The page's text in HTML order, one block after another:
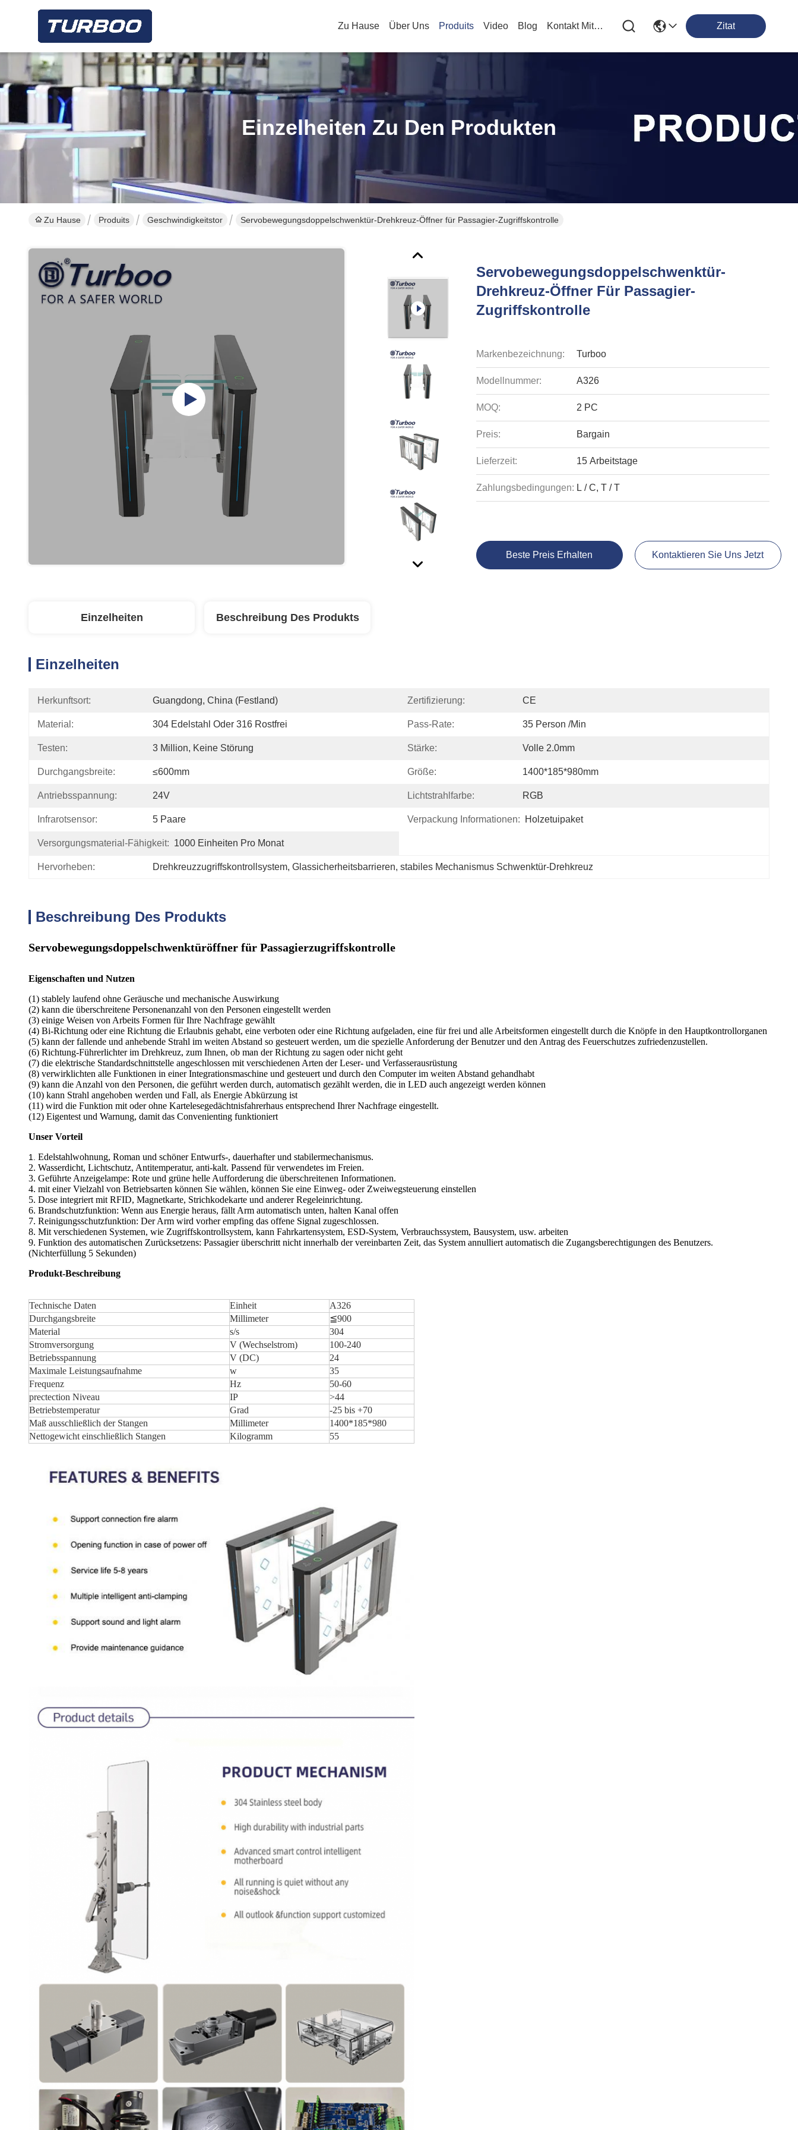
Zu Hause Über Uns Produits Video Blog Kontakt Mit Uns Zitat
Einzelheiten Zu Den Produkten
Zu Hause Produits Geschwindigkeitstor Servobewegungsdoppelschwenktür-Drehkreuz-Öffner für Passagier-Zugriffskontrolle
Servobewegungsdoppelschwenktür-
Drehkreuz-Öffner Für Passagier-
Zugriffskontrolle
Markenbezeichnung: Turboo
Modellnummer: A326
MOQ: 2 PC
Preis: Bargain
Lieferzeit: 15 Arbeitstage
Zahlungsbedingungen: L / C, T / T
Beste Preis Erhalten Kontaktieren Sie Uns Jetzt
Einzelheiten Beschreibung Des Produkts
Einzelheiten
Herkunftsort: Guangdong, China (Festland) Zertifizierung: CE
Material: 304 Edelstahl Oder 316 Rostfrei Pass-Rate: 35 Person /min
Testen: 3 Million, Keine Störung Stärke: Volle 2.0mm
Durchgangsbreite: ≤600mm Größe: 1400*185*980mm
Antriebsspannung: 24V Lichtstrahlfarbe: RGB
Infrarotsensor: 5 Paare Verpackung Informationen: Holzetuipaket
Versorgungsmaterial-Fähigkeit: 1000 Einheiten Pro Monat
Hervorheben: Drehkreuzzugriffskontrollsystem, Glassicherheitsbarrieren, stabiles Mechanismus Schwenktür-Drehkreuz
Beschreibung Des Produkts
Servobewegungsdoppelschwenktüröffner für Passagierzugriffskontrolle
Eigenschaften und Nutzen
(1) stablely laufend ohne Geräusche und mechanische Auswirkung
(2) kann die überschreitene Personenanzahl von den Personen eingestellt werden
(3) einige Weisen von Arbeits Formen für Ihre Nachfrage gewählt
(4) Bi-Richtung oder eine Richtung die Erlaubnis gehabt, eine verboten oder eine Richtung aufgeladen, eine für frei und alle Arbeitsformen eingestellt durch die Knöpfe in den Hauptkontrollorganen
(5) kann der fallende und anhebende Strahl im weiten Abstand so gesteuert werden, um die spezielle Anforderung der Benutzer und den Antrag des Feuerschutzes zufriedenzustellen.
(6) Richtung-Führerlichter im Drehkreuz, zum Ihnen, ob man der Richtung zu sagen oder nicht geht
(7) die elektrische Standardschnittstelle angeschlossen mit verschiedenen Arten der Leser- und Verfasserausrüstung
(8) verwirklichten alle Funktionen in einer Integrationsmaschine und gesteuert und durch den Computer im weiten Abstand gehandhabt
(9) kann die Anzahl von den Personen, die geführt werden durch, automatisch gezählt werden, die in LED auch angezeigt werden können
(10) kann Strahl angehoben werden und Fall, als Energie Abkürzung ist
(11) wird die Funktion mit oder ohne Kartelesegedächtnisfahrerhaus entsprechend Ihrer Nachfrage eingestellt.
(12) Eigentest und Warnung, damit das Convenienting funktioniert
Unser Vorteil
1. Edelstahlwohnung, Roman und schöner Entwurfs-, dauerhafter und stabilermechanismus.
2. Wasserdicht, Lichtschutz, Antitemperatur, anti-kalt. Passend für verwendetes im Freien.
3. Geführte Anzeigelampe: Rote und grüne helle Aufforderung die überschreitenen Informationen.
4. mit einer Vielzahl von Betriebsarten können Sie wählen, können Sie eine Einweg- oder Zweiwegsteuerung einstellen
5. Dose integriert mit RFID, Magnetkarte, Strichkodekarte und anderer Regeleinrichtung.
6. Brandschutzfunktion: Wenn aus Energie heraus, fällt Arm automatisch unten, halten Kanal offen
7. Reinigungsschutzfunktion: Der Arm wird vorher empfing das offene Signal zugeschlossen.
8. Mit verschiedenen Systemen, wie Zugriffskontrollsystem, kann Fahrkartensystem, ESD-System, Verbrauchssystem, Bausystem, usw. arbeiten
9. Funktion des automatischen Zurücksetzens: Passagier überschritt nicht innerhalb der vereinbarten Zeit, das System annulliert automatisch die Zugangsberechtigungen des Benutzers.
(Nichterfüllung 5 Sekunden)
Produkt-Beschreibung
Technische Daten Einheit
A326
Durchgangsbreite
Millimeter
≦900
Material
s/s
304
Stromversorgung
V (Wechselstrom)
100-240
Betriebsspannung
V (DC)
24
Maximale Leistungsaufnahme
w
35
Frequenz
Hz
50-60
prectection Niveau
IP
>44
Betriebstemperatur
Grad
-25 bis +70
Maß ausschließlich der Stangen
Millimeter
1400*185*980
Nettogewicht einschließlich Stangen
Kilogramm 55